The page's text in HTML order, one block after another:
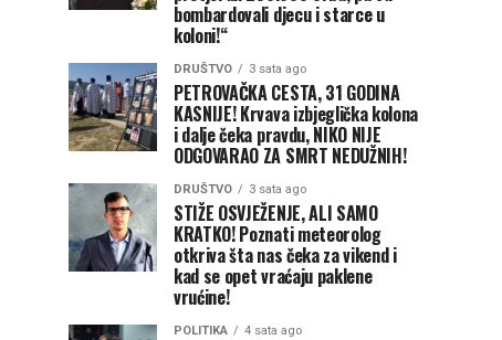
bombardovali djecu i starce u
koloni!“
DRUŠTVO 3 sata ago
PETROVAČKA CESTA, 31 GODINA
KASNIJE! Krvava izbjeglička kolona
i dalje čeka pravdu, NIKO NIJE
ODGOVARAO ZA SMRT NEDUŽNIH!
DRUŠTVO 3 sata ago
STIŽE OSVJEŽENJE, ALI SAMO
KRATKO! Poznati meteorolog
otkriva šta nas čeka za vikend i
kad se opet vraćaju paklene
vrućine!
POLITIKA 4 sata ago